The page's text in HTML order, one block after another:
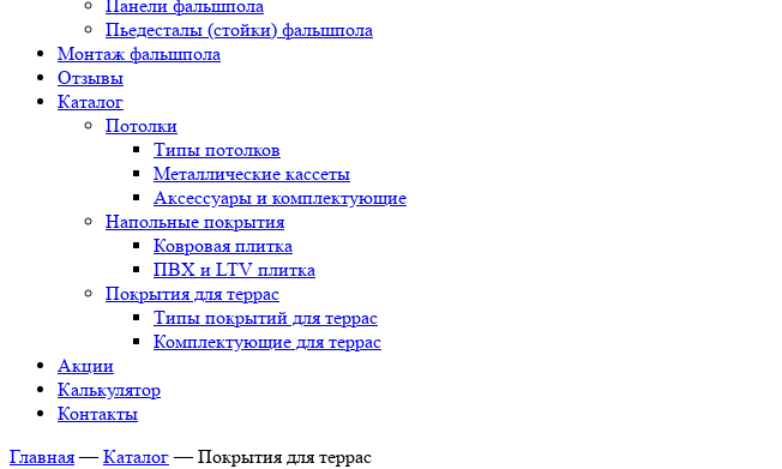
Панели фальшпола
Пьедесталы (стойки) фальшпола
Монтаж фальшпола
Отзывы
Каталог
Потолки
Типы потолков
Металлические кассеты
Аксессуары и комплектующие
Напольные покрытия
Ковровая плитка
ПВХ и LTV плитка
Покрытия для террас
Типы покрытий для террас
Комплектующие для террас
Акции
Калькулятор
Контакты
Главная — Каталог — Покрытия для террас